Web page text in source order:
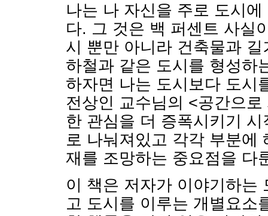
나는 나 자신을 주로 도시
다. 그 것은 백 퍼센트 사실
시 뿐만 아니라 건축물과
하철과 같은 도시를 형성하
하자면 나는 도시보다 도시
전상인 교수님의 <공간으
한 관심을 더 증폭시키기
로 나눠져있고 각각 부분에
재를 조망하는 중요점을 다
이 책은 저자가 이야기하는
고 도시를 이루는 개별요소